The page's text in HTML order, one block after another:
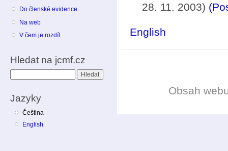
Do členské evidence
Na web
V čem je rozdíl
Hledat na jcmf.cz
Jazyky
Čeština
English
28. 11. 2003)
English
Obsah